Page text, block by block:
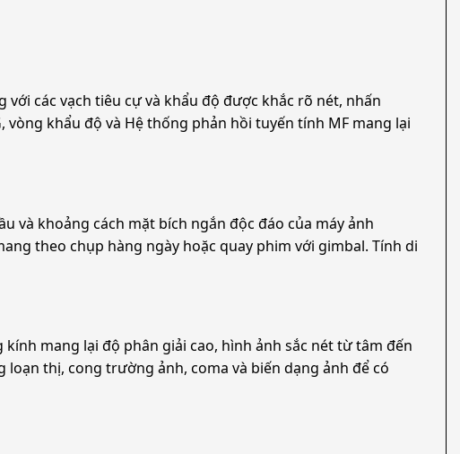
với các vạch tiêu cự và khẩu độ được khắc rõ nét, nhấn
khẩu độ và Hệ thống phản hồi tuyến tính MF mang lại
và khoảng cách mặt bích ngắn độc đáo của máy ảnh
theo chụp hàng ngày hoặc quay phim với gimbal. Tính di
mang lại độ phân giải cao, hình ảnh sắc nét từ tâm đến
thị, cong trường ảnh, coma và biến dạng ảnh để có